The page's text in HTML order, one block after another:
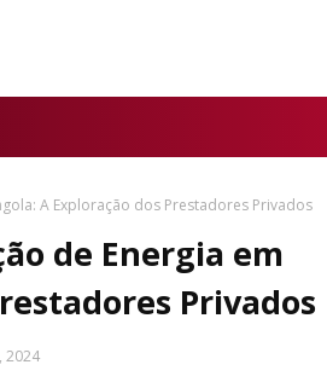
A Exploração dos Prestadores Privados
de Energia em
Privados
2024